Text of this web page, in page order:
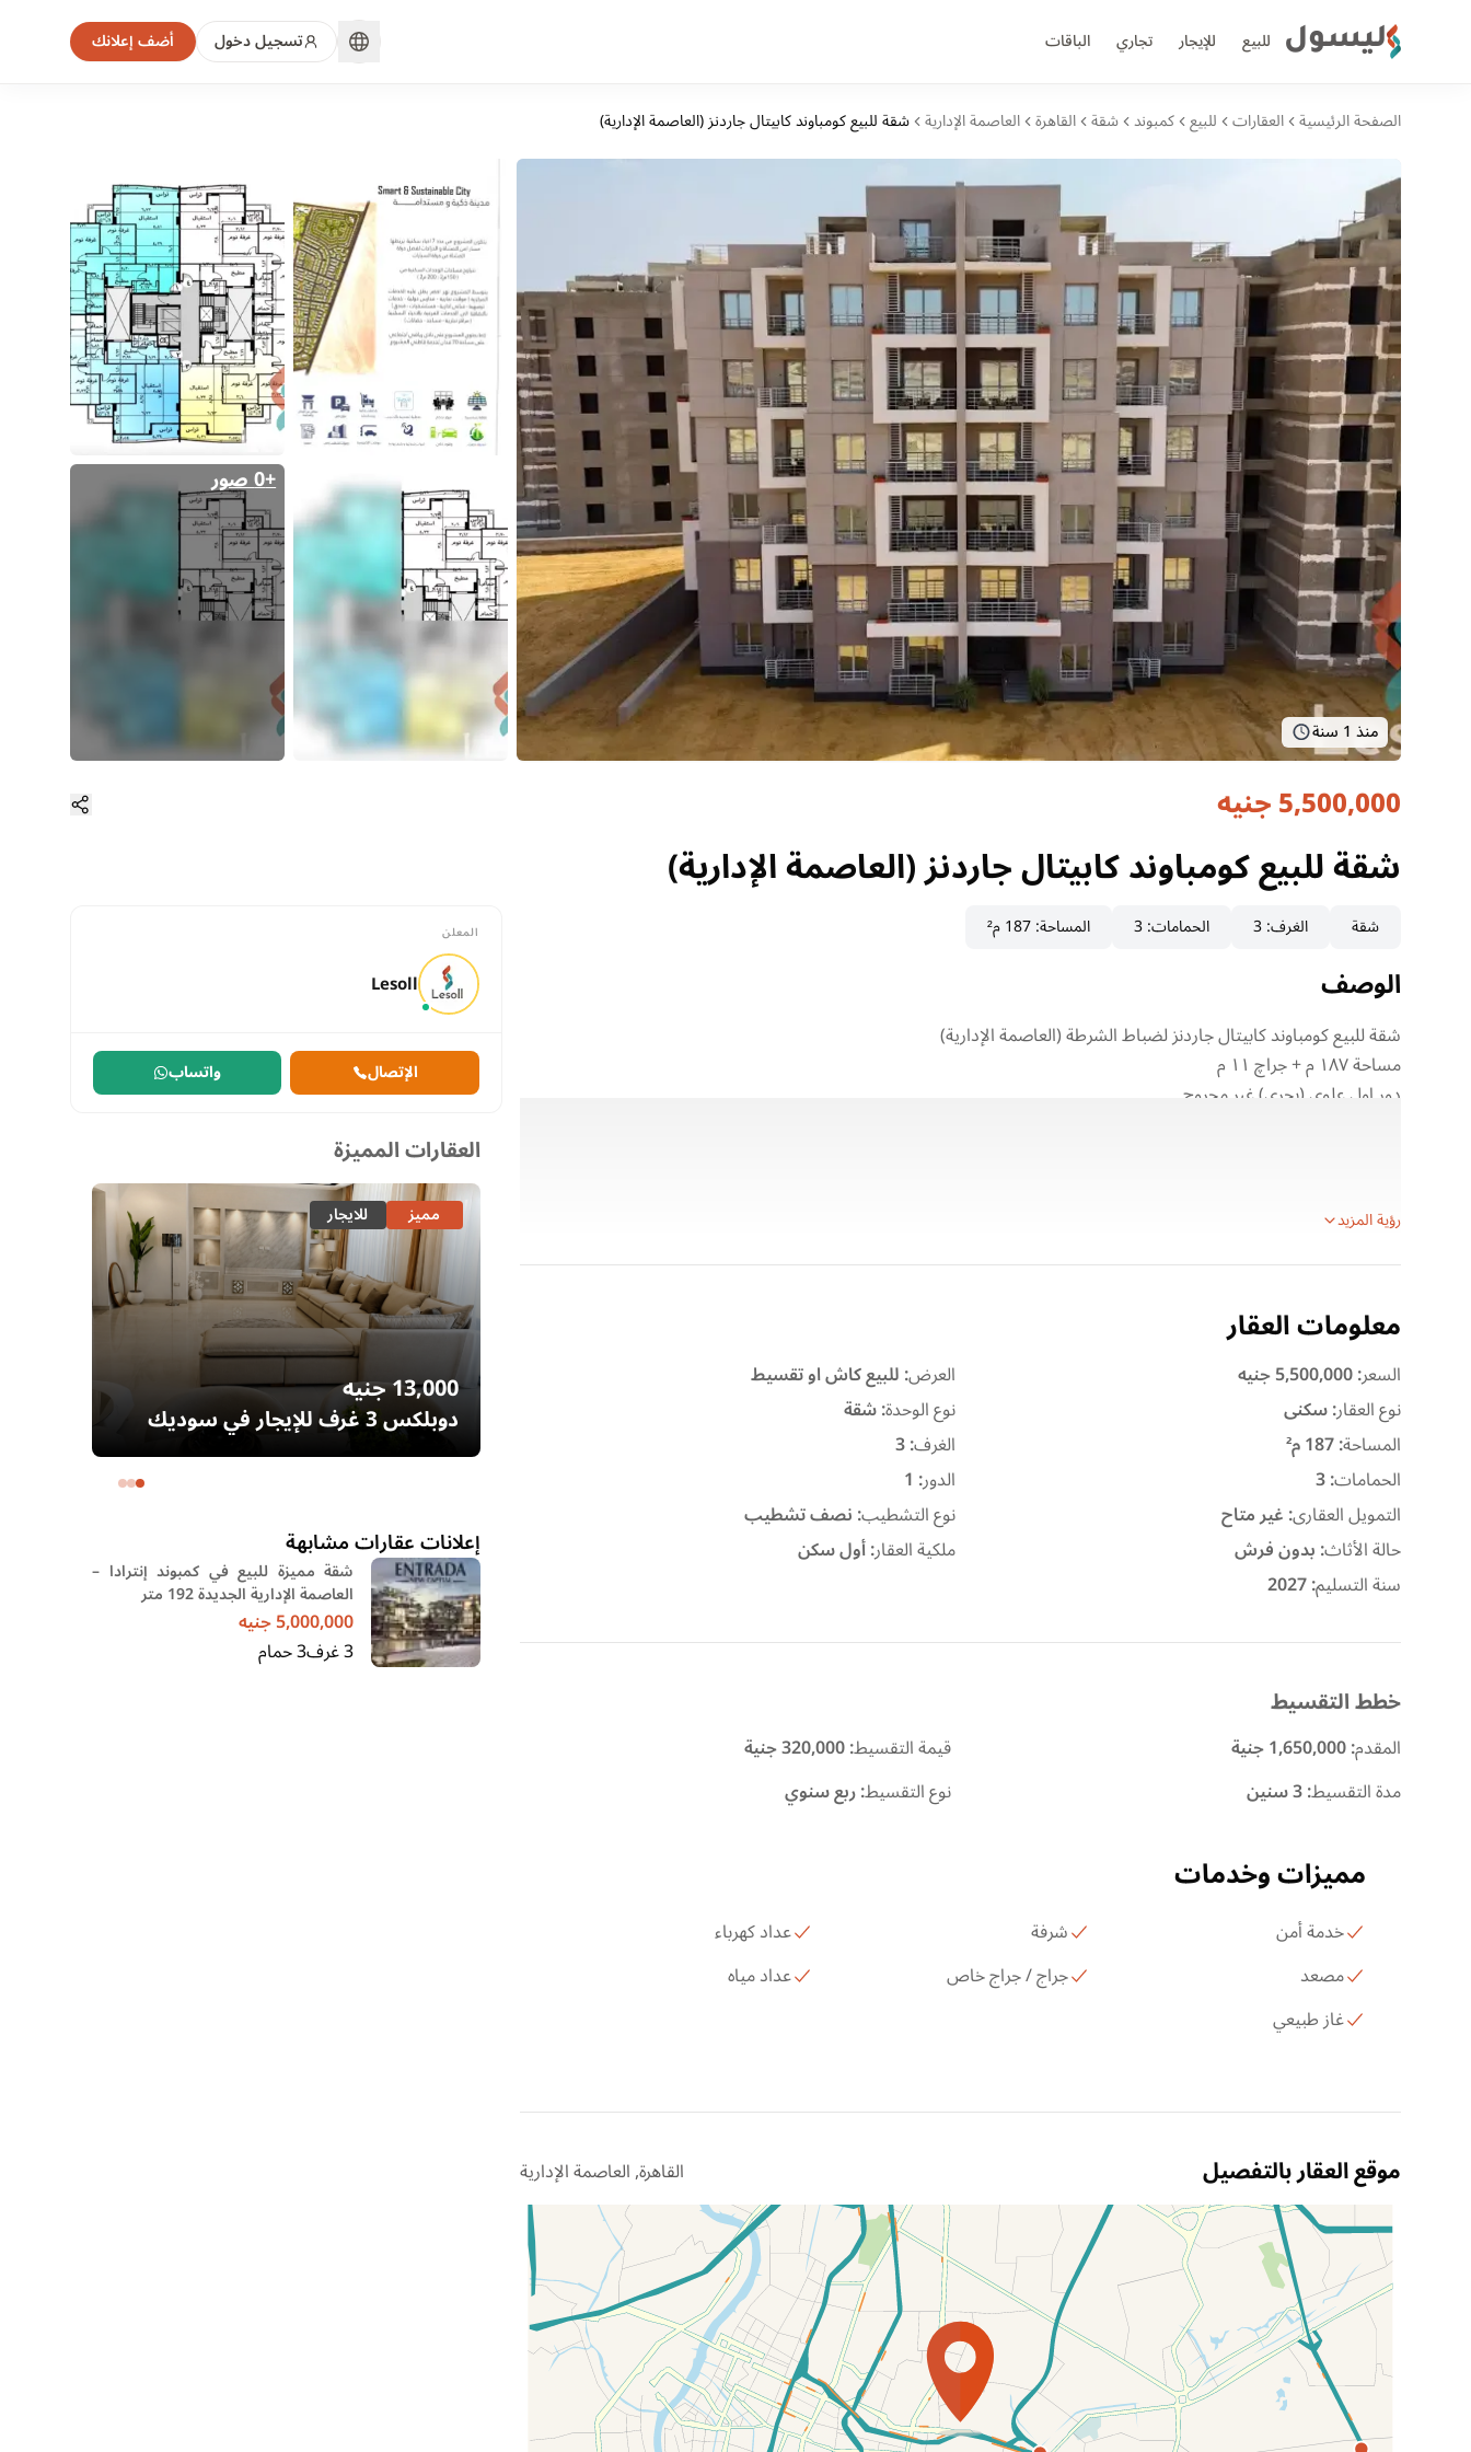
ليسول للبيع للإيجار تجاري الباقات تسجيل دخول أضف إعلانك
الصفحة الرئيسية العقارات للبيع كمبوند شقة القاهرة العاصمة الإدارية شقة للبيع كومباوند كابيتال جاردنز (العاصمة الإدارية)
منذ 1 سنة
+0 صور
شقة للبيع كومباوند كابيتال جاردنز (العاصمة الإدارية)
القاهرة, العاصمة الإدارية
5,500,000 جنيه
شقة للبيع كومباوند كابيتال جاردنز (العاصمة الإدارية)
شقة الغرف:
3 الحمامات:
3 المساحة:187 م²
الوصف
شقة للبيع كومباوند كابيتال جاردنز لضباط الشرطة (العاصمة الإدارية)
مساحة ١٨٧ م + جراچ ١١ م
دور اول علوي (بحري) غير مجروح
رؤية المزيد
معلومات العقار
السعر:5,500,000 جنيه العرض:للبيع كاش او تقسيط
نوع العقار:سكنى نوع الوحدة:شقة
المساحة:187 م² الغرف:
3
الحمامات:
3 الدور:
1
التمويل العقارى:غير متاح نوع التشطيب:نصف تشطيب
حالة الأثاث:بدون فرش ملكية العقار:أول سكن
سنة التسليم:
2027
خطط التقسيط
المقدم:1,650,000 جنية قيمة التقسيط:320,000 جنية
مدة التقسيط:3 سنين نوع التقسيط:ربع سنوي
مميزات وخدمات
خدمة أمن شرفة
عداد كهرباء
مصعد
جراج / جراج خاص
عداد مياه
غاز طبيعي
موقع العقار بالتفصيل القاهرة, العاصمة الإدارية
المعلن
Lesoll
الإتصال واتساب
العقارات المميزة
مميز للايجار
13,000جنيه
دوبلكس 3 غرف للإيجار في سوديك
إيستاون – التجمع الخامس | غرفة ناني
إعلانات عقارات مشابهة
شقة مميزة للبيع في كمبوند إنترادا –
العاصمة الإدارية الجديدة 192 متر
5,000,000جنيه
3غرف3حمام